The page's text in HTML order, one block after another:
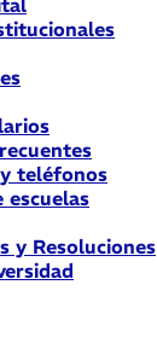
teléfonos
escuelas
y Resoluciones